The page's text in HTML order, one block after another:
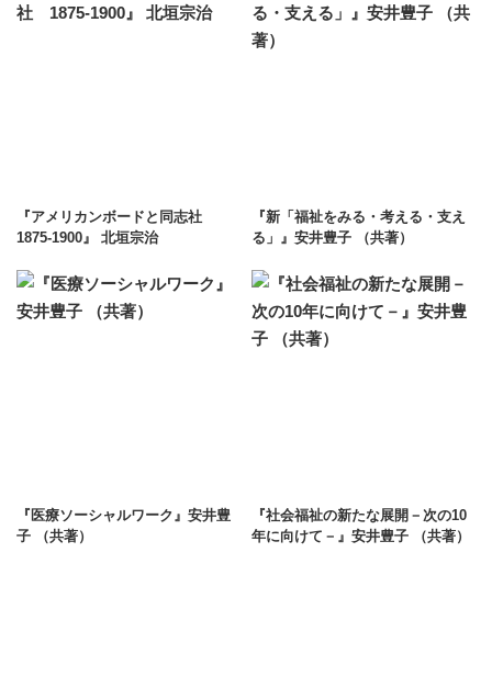
『アメリカンボードと同志社
1875-1900』 北垣宗治
『新「福祉をみる・考える・支え
る」』安井豊子 （共著）
『医療ソーシャルワーク』安井豊
子 （共著）
『社会福祉の新たな展開－次の10
年に向けて－』安井豊子 （共著）